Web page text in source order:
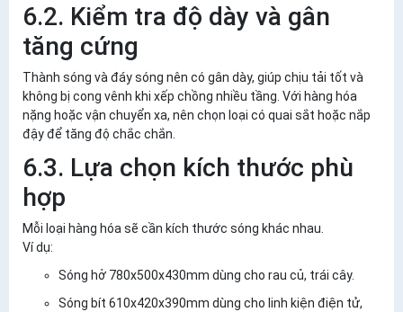
6.2. Kiểm tra độ dày và gân
tăng cứng
Thành sóng và đáy sóng nên có gân dày, giúp chịu tải tốt và
không bị cong vênh khi xếp chồng nhiều tầng. Với hàng hóa
nặng hoặc vận chuyển xa, nên chọn loại có quai sắt hoặc nắp
đậy để tăng độ chắc chắn.
6.3. Lựa chọn kích thước phù
hợp
Mỗi loại hàng hóa sẽ cần kích thước sóng khác nhau.
Ví dụ:
Sóng hở 780x500x430mm dùng cho rau củ, trái cây.
Sóng bít 610x420x390mm dùng cho linh kiện điện tử,